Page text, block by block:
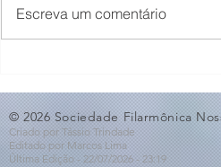
🎵🎶
Escreva um comentário
© 2026 Sociedade Filarmônica
Criado por Tássio Trindade
Editado por Marcos Lima
Última Edição - 22/07/2026 - 23:19